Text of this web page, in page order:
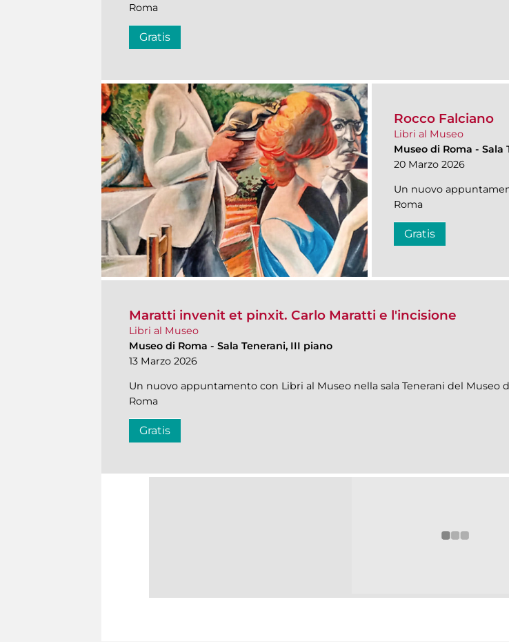
Roma
Gratis
Rocco Falciano
Libri al Museo
Museo di Roma - Sala
20 Marzo 2026
Un nuovo
Roma
Gratis
Maratti invenit et pinxit. Carlo Maratti e l'incisione
Libri al Museo
Museo di Roma - Sala Tenerani, III piano
13 Marzo 2026
Un nuovo appuntamento con Libri al Museo nella sala Tenerani del Museo
Roma
Gratis